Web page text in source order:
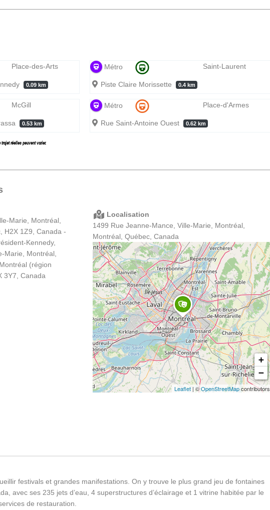
Place-des-Arts
0.09 km
Métro Saint-Laurent
Piste Claire Morissette 0.4 km
McGill
0.53 km
Métro Place-d'Armes
Rue Saint-Antoine Ouest 0.62 km
réelles peuvent varier.
Marie, Montréal,
H2X 1Z9, Canada -
Kennedy,
Marie, Montréal,
(région
3Y7, Canada
Localisation
1499 Rue Jeanne-Mance, Ville-Marie, Montréal,
Montréal, Québec, Canada
+
−
Leaflet| ©OpenStreetMapcontributors
festivals et grandes manifestations. On y trouve le plus grand jeu de fontaines
avec ses 235 jets d’eau, 4 superstructures d’éclairage et 1 vitrine habitée par le
de restauration.